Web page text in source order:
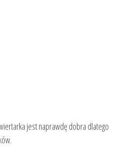
jest naprawdę dobra dlatego